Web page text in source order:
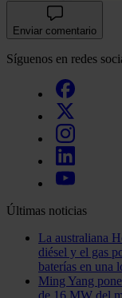
Enviar comentario
Síguenos en redes
Últimas noticias
La australiana
diésel y el gas
baterías en una
Ming Yang
de 16 MW del